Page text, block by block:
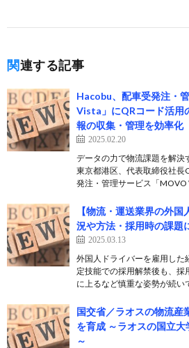
関連する記事
Hacobu、配車受発注・
Vista」にQRコード活用
報の収集・管理を効率化
2025.02.20
データの力で物流課題を解決
東京都港区、代表取締役社長
発注・管理サービス「
【物流・運送業界の外
況や方法・採用時の課題
2025.03.13
外国人ドライバーを雇用し
定技能での採用解禁後も、
に上るなど慎重な姿勢が続
国交省／ラオスの物流産
を育成 ～ラオスの国立
～